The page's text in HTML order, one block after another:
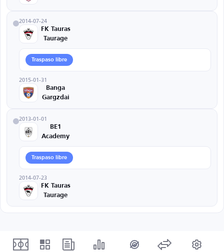
2014-07-24
FK Tauras
Taurage
Traspaso libre
2015-01-31
Banga
Gargzdai
2013-01-01
BE1
Academy
Traspaso libre
2014-07-23
FK Tauras
Taurage